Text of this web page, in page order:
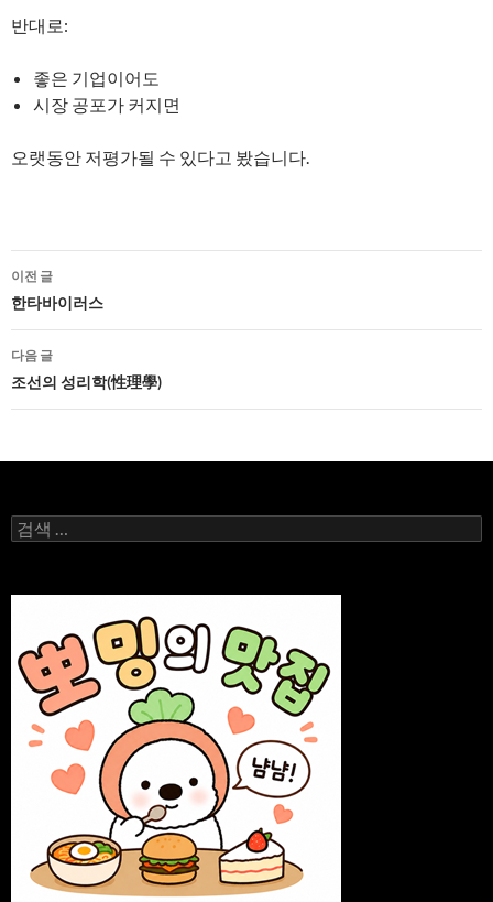
반대로:
좋은 기업이어도
시장 공포가 커지면
오랫동안 저평가될 수 있다고 봤습니다.
글
네
비
게
이
션
이전 글
한타바이러스
다음 글
조선의 성리학(性理學)
검
색: